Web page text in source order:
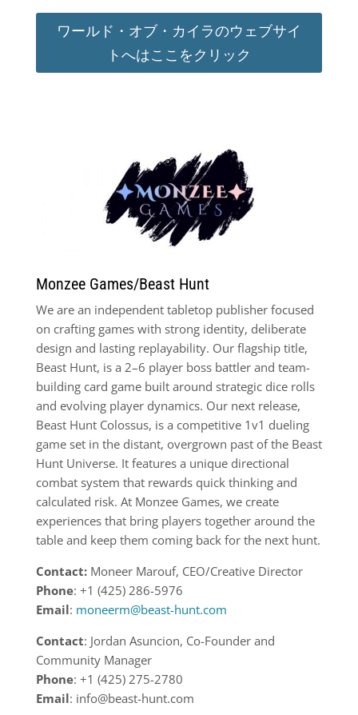
ワールド・オブ・カイラのウェブサイ
トへはここをクリック
Monzee Games/Beast Hunt
We are an independent tabletop publisher focused
on crafting games with strong identity, deliberate
design and lasting replayability. Our flagship title,
Beast Hunt, is a 2–6 player boss battler and team-
building card game built around strategic dice rolls
and evolving player dynamics. Our next release,
Beast Hunt Colossus, is a competitive 1v1 dueling
game set in the distant, overgrown past of the Beast
Hunt Universe. It features a unique directional
combat system that rewards quick thinking and
calculated risk. At Monzee Games, we create
experiences that bring players together around the
table and keep them coming back for the next hunt.
Contact: Moneer Marouf, CEO/Creative Director
Phone: +1 (425) 286-5976
Email: moneerm@beast-hunt.com
Contact: Jordan Asuncion, Co-Founder and
Community Manager
Phone: +1 (425) 275-2780
Email: info@beast-hunt.com